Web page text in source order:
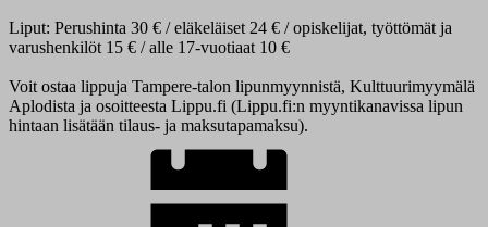
Liput: Perushinta 30 € / eläkeläiset 24 € / opiskelijat, työttömät ja
varushenkilöt 15 € / alle 17-vuotiaat 10 €
Voit ostaa lippuja Tampere-talon lipunmyynnistä, Kulttuurimyymälä
Aplodista ja osoitteesta Lippu.fi (Lippu.fi:n myyntikanavissa lipun
hintaan lisätään tilaus- ja maksutapamaksu).